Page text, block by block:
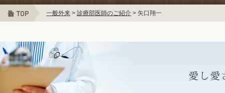
一般外来 > 診療部医師のご紹介 > 矢口翔一